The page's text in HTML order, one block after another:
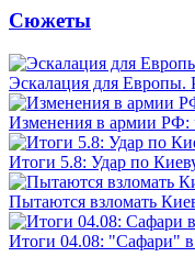
Сюжеты
Эскалация для Европы.
Изменения в армии РФ:
Итоги 5.8: Удар по
Пытаются взломать
Итоги 04.08: "Сафари"